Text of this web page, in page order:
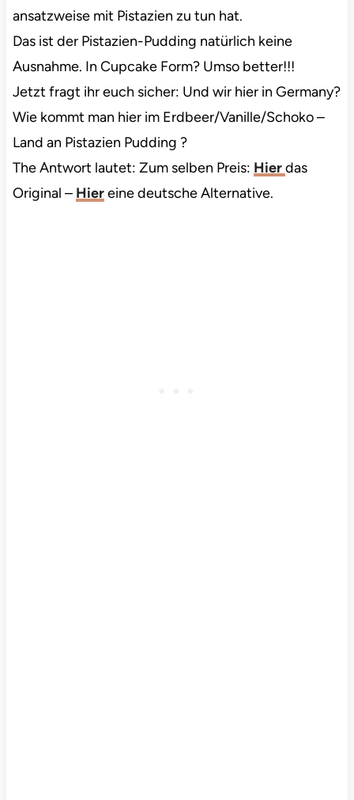
ansatzweise mit Pistazien zu tun hat.
Das ist der Pistazien-Pudding natürlich keine
Ausnahme. In Cupcake Form? Umso better!!!
Jetzt fragt ihr euch sicher: Und wir hier in Germany?
Wie kommt man hier im Erdbeer/Vanille/Schoko –
Land an Pistazien Pudding ?
The Antwort lautet: Zum selben Preis: Hierdas
Original – Hiereine deutsche Alternative.